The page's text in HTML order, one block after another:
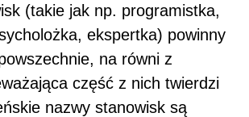
(takie jak np. programistka,
ekspertka) powinny
na równi z
część z nich twierdzi
nazwy stanowisk są